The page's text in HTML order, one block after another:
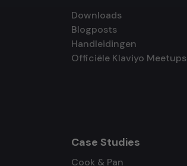
Downloads
Blogposts
Handleidingen
Officiële Klaviyo Meetups
Case Studies
Cook & Pan